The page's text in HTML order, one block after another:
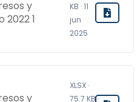
y
2022 1
KB · 11
jun
2025
y
XLSX ·
75.7 KB ·